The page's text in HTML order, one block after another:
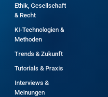
Ethik, Gesellschaft
& Recht
KI-Technologien &
Methoden
Trends & Zukunft
Tutorials & Praxis
Interviews &
Meinungen